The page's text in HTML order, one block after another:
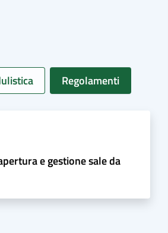
Regolamenti
e gestione sale da